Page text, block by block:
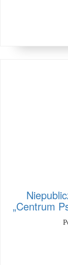
„Centrum